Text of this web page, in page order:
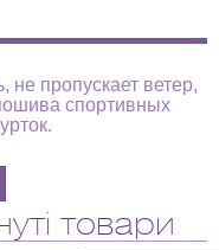
не пропускает ветер,
спортивных
товари